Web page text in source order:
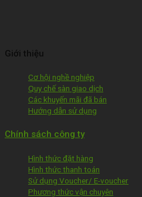
Giới thiệu
Cơ hội nghề nghiệp
Quy chế sàn giao dịch
Các khuyến mãi đã bán
Hướng dẫn sử dụng
Chính sách công ty
Hình thức đặt hàng
Hình thức thanh toán
Sử dụng Voucher/ E-voucher
Phương thức vận chuyên